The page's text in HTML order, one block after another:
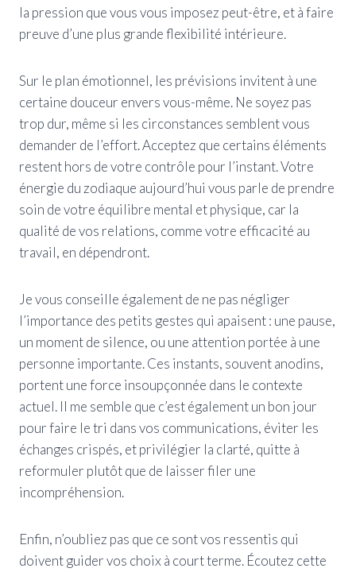
la pression que vous vous imposez peut-être, et à faire
preuve d’une plus grande flexibilité intérieure.
Sur le plan émotionnel, les prévisions invitent à une
certaine douceur envers vous-même. Ne soyez pas
trop dur, même si les circonstances semblent vous
demander de l’effort. Acceptez que certains éléments
restent hors de votre contrôle pour l’instant. Votre
énergie du zodiaque aujourd’hui vous parle de prendre
soin de votre équilibre mental et physique, car la
qualité de vos relations, comme votre efficacité au
travail, en dépendront.
Je vous conseille également de ne pas négliger
l’importance des petits gestes qui apaisent : une pause,
un moment de silence, ou une attention portée à une
personne importante. Ces instants, souvent anodins,
portent une force insoupçonnée dans le contexte
actuel. Il me semble que c’est également un bon jour
pour faire le tri dans vos communications, éviter les
échanges crispés, et privilégier la clarté, quitte à
reformuler plutôt que de laisser filer une
incompréhension.
Enfin, n’oubliez pas que ce sont vos ressentis qui
doivent guider vos choix à court terme. Écoutez cette